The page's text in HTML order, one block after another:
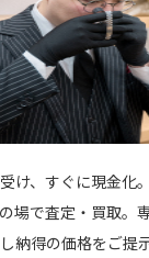
け、すぐに現金化
場で査定・買取。
納得の価格をご提